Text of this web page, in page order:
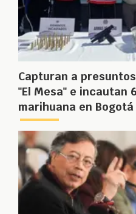
Capturan a
"El Mesa" e incautan
marihuana en Bogotá